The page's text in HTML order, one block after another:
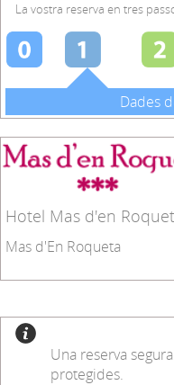
La vostra reserva en tres
Dades
Hotel Mas d'en
Mas d'En Roqueta
Una reserva
protegides.